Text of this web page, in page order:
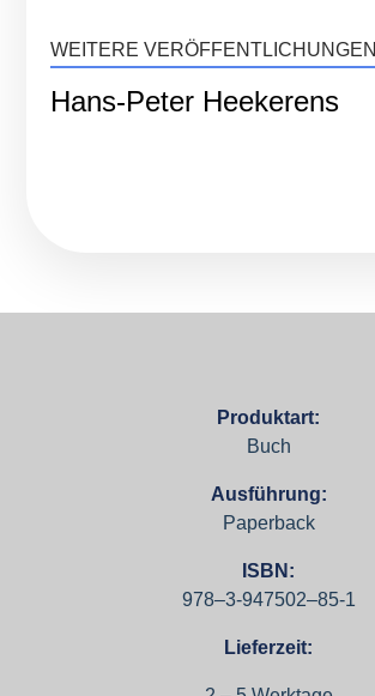
WEITERE VERÖFFENTLICHUNGEN
Hans-Peter Heekerens
Produktart:
Buch
Ausführung:
Paperback
ISBN:
978–3‑947502–85‑1
Lieferzeit: